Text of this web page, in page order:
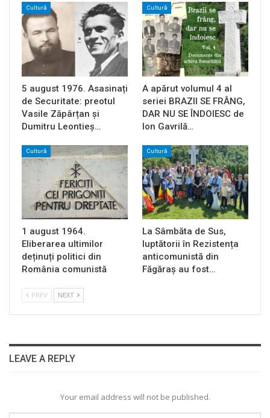
Cultură
5 august 1976. Asasinați
de Securitate: preotul
Vasile Zăpârțan și
Dumitru Leontieș…
Cultură
A apărut volumul 4 al
seriei BRAZII SE FRÂNG,
DAR NU SE ÎNDOIESC de
Ion Gavrilă…
Cultură
1 august 1964.
Eliberarea ultimilor
deținuți politici din
România comunistă
Cultură
La Sâmbăta de Sus,
luptătorii în Rezistența
anticomunistă din
Făgăraș au fost…
PREV NEXT
LEAVE A REPLY
Your email address will not be published.